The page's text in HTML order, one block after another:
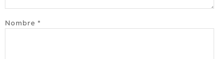
Nombre *